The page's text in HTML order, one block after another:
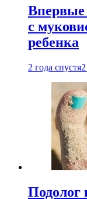
с
ребенка
2 года спустя
Подолог